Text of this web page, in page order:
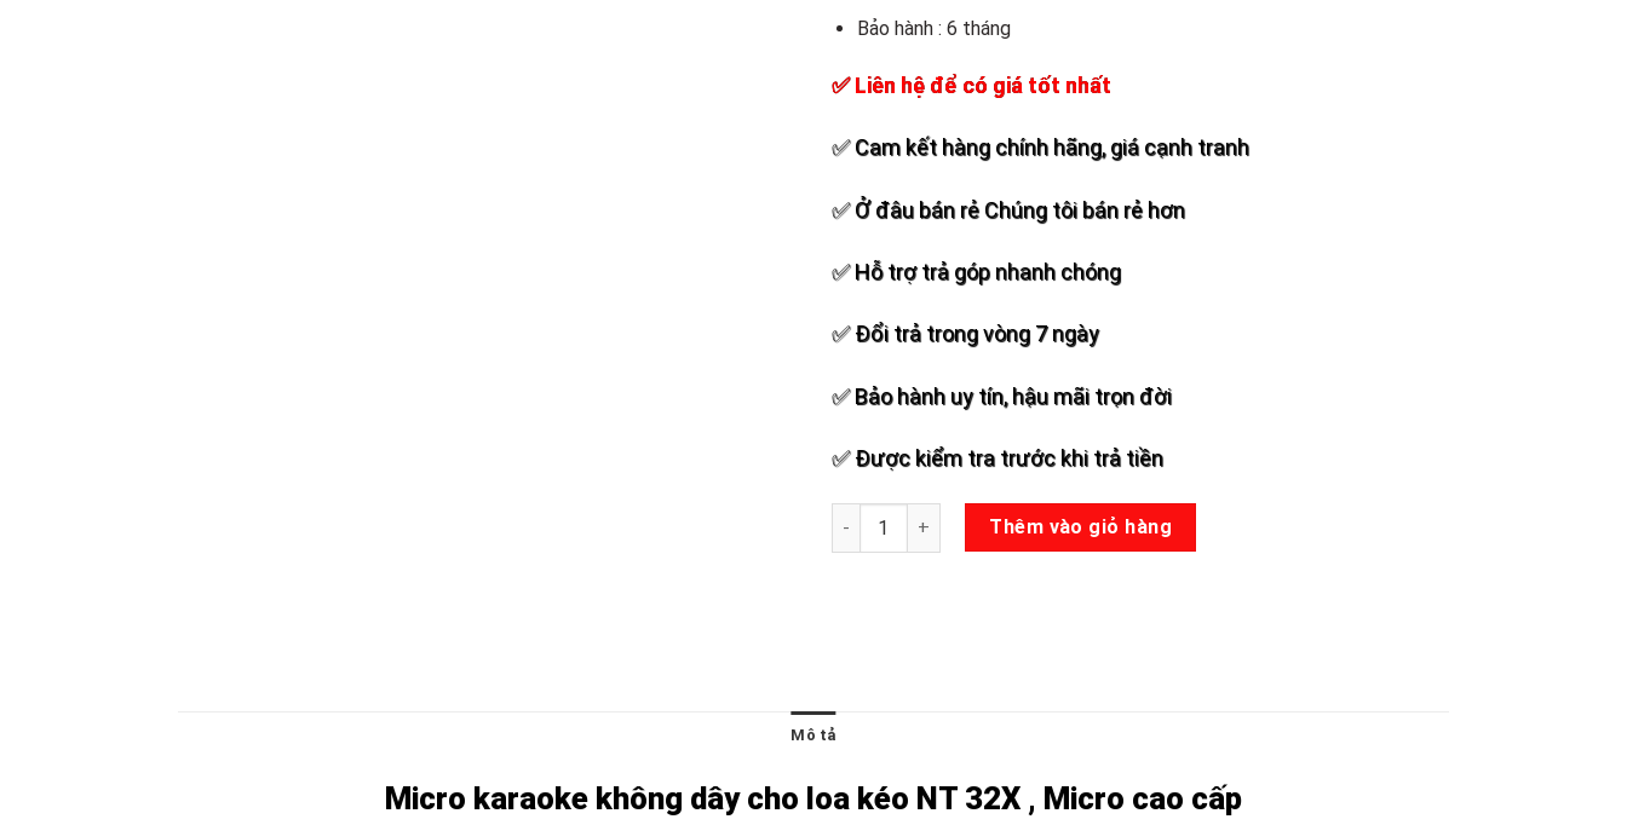
Bảo hành : 6 tháng
✅ Liên hệ để có giá tốt nhất
✅ Cam kết hàng chính hãng, giá cạnh tranh
✅ Ở đâu bán rẻ Chúng tôi bán rẻ hơn
✅ Hỗ trợ trả góp nhanh chóng
✅ Đổi trả trong vòng 7 ngày
✅ Bảo hành uy tín, hậu mãi trọn đời
✅ Được kiểm tra trước khi trả tiền
Micro loa kéo NT 32X số lượngThêm vào giỏ hàng
Mô tả
Micro karaoke không dây cho loa kéo NT 32X , Micro cao cấp